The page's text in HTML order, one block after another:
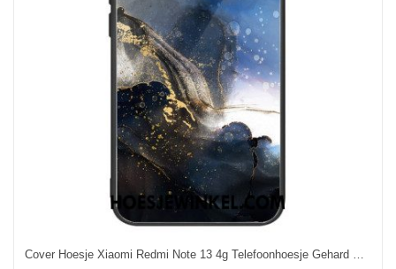
Cover Hoesje Xiaomi Redmi Note 13 4g Telefoonhoesje Gehard Glas Zwart Blauw Goud